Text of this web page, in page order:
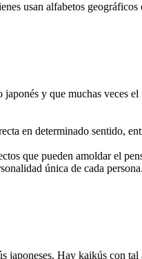
usan alfabetos
y que muchas veces
en determinado sentido,
que pueden amoldar el
única de cada persona.
Hay kaikús con